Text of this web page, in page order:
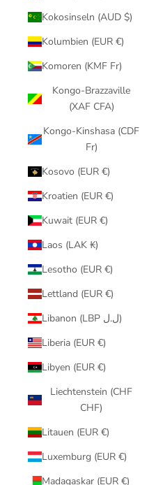
Kokosinseln (AUD $)
Kolumbien (EUR €)
Komoren (KMF Fr)
Kongo-Brazzaville
(XAF CFA)
Kongo-Kinshasa (CDF
Fr)
Kosovo (EUR €)
Kroatien (EUR €)
Kuwait (EUR €)
Laos (LAK ₭)
Lesotho (EUR €)
Lettland (EUR €)
Libanon (LBP ل.ل)
Liberia (EUR €)
Libyen (EUR €)
Liechtenstein (CHF
CHF)
Litauen (EUR €)
Luxemburg (EUR €)
Madagaskar (EUR €)